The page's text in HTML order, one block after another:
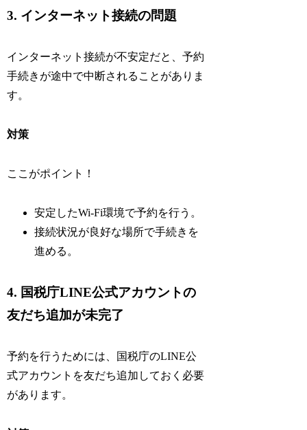
3. インターネット接続の問題
インターネット接続が不安定だと、予約
手続きが途中で中断されることがありま
す。
対策
ここがポイント！
安定したWi-Fi環境で予約を行う。
接続状況が良好な場所で手続きを
進める。
4. 国税庁LINE公式アカウントの
友だち追加が未完了
予約を行うためには、国税庁のLINE公
式アカウントを友だち追加しておく必要
があります。